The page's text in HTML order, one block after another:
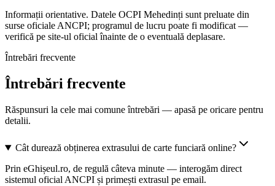
Informații orientative. Datele OCPI Mehedinți sunt preluate din
surse oficiale ANCPI; programul de lucru poate fi modificat —
verifică pe site-ul oficial înainte de o eventuală deplasare.
Întrebări frecvente
Întrebări frecvente
Răspunsuri la cele mai comune întrebări — apasă pe oricare pentru
detalii.
Cât durează obținerea extrasului de carte funciară online?
Prin eGhișeul.ro, de regulă câteva minute — interogăm direct
sistemul oficial ANCPI și primești extrasul pe email.